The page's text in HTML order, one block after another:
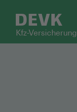
Kfz-Versicherung